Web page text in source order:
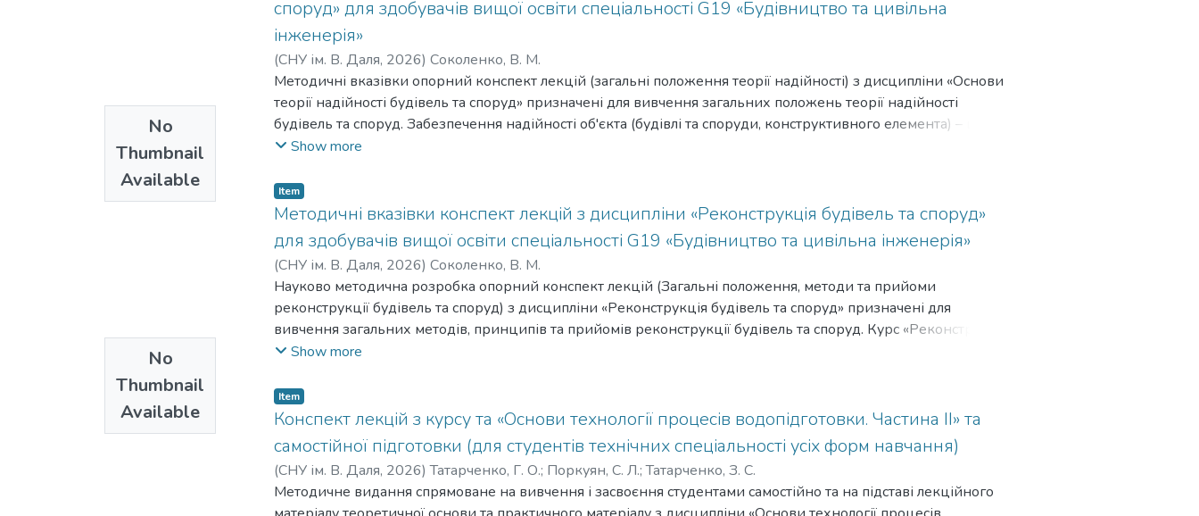
No
Thumbnail
Available
споруд» для здобувачів вищої освіти спеціальності G19 «Будівництво та цивільна
інженерія»
(СНУ ім. В. Даля, 2026) Соколенко, В. М.
Методичні вказівки опорний конспект лекцій (загальні положення теорії надійності) з дисципліни «Основи
теорії надійності будівель та споруд» призначені для вивчення загальних положень теорії надійності
будівель та споруд. Забезпечення надійності об'єкта (будівлі та споруди, конструктивного елемента) – це
сукупність організаційно-технічних та науково-методичних умов, вимог та правил, які необхідно
заданого рівня надійності на усіх стадіях існування об'єкта. Розглядаються питання, пов’язані з підходами та
розрахунками надійності будівель та споруд у завданнях проєктування об’єктів.
Show more
No
Thumbnail
Available
Item
Методичні вказівки конспект лекцій з дисципліни «Реконструкція будівель та споруд»
для здобувачів вищої освіти спеціальності G19 «Будівництво та цивільна інженерія»
(СНУ ім. В. Даля, 2026) Соколенко, В. М.
Науково методична розробка опорний конспект лекцій (Загальні положення, методи та прийоми
реконструкції будівель та споруд) з дисципліни «Реконструкція будівель та споруд» призначені для
вивчення загальних методів, принципів та прийомів реконструкції будівель та споруд. Курс «Реконструкція
будівель та споруд» має комплексний характер і базується на всіх профілюючих дисциплінах.
призначення, встановлення нового ефективного обладнання, покращення забудови території, приведення
у відповідність до сучасних нормативних вимог, що зросли. Основним завданням реконструкції цивільних
будівель є забезпечення збереження основних фондів невиробничої сфери, запобігання їх передчасного
виходу з експлуатації та знесення, а також їх перебудова з метою часткової або повної зміни функції,
покращення їх споживчих якостей, підвищення комфортності проживання. Розглядаються питання,
пов’язані з задачами реконструкції об’єктів з метою забезпечення продовження загального циклу їх
Show more
Item
Конспект лекцій з курсу та «Основи технології процесів водопідготовки. Частина ІІ» та
самостійної підготовки (для студентів технічних спеціальності усіх форм навчання)
(СНУ ім. В. Даля, 2026)Татарченко, Г. О.; Поркуян, С. Л.;Татарченко, З. С.
Методичне видання спрямоване на вивчення і засвоєння студентами самостійно та на підставі лекційного